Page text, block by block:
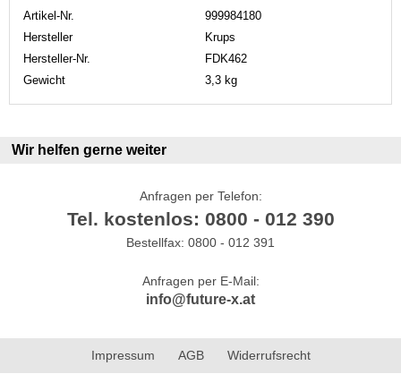
Artikel-Nr.
999984180
Hersteller
Krups
Hersteller-Nr.
FDK462
Gewicht
3,3 kg
Wir helfen gerne weiter
Anfragen per Telefon:
Tel. kostenlos: 0800 - 012 390
Bestellfax: 0800 - 012 391
Anfragen per E-Mail:
info@future-x.at
Impressum AGB Widerrufsrecht